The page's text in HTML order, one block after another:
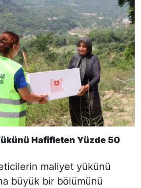
Hafifleten Yüzde 50
maliyet yükünü
büyük bir bölümünü